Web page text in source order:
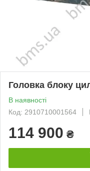
Головка блоку
В наявності
Код: 2910710001564
114 900 ₴